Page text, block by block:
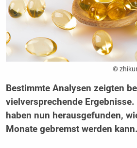
©
Bestimmte Analysen zeigten
vielversprechende Ergebnisse.
haben nun herausgefunden,
Monate gebremst werden kann.